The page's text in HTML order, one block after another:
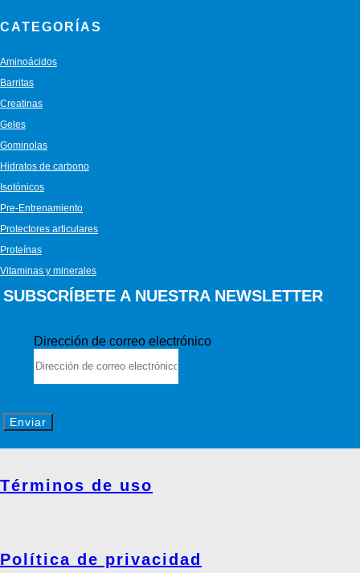
CATEGORÍAS
Aminoácidos
Barritas
Creatinas
Geles
Gominolas
Hidratos de carbono
Isotónicos
Pre-Entrenamiento
Protectores articulares
Proteínas
Vitaminas y minerales
SUBSCRÍBETE A NUESTRA NEWSLETTER
Dirección de correo electrónico
Enviar
Términos de uso
Política de privacidad